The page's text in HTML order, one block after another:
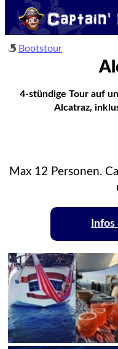
Bootstour
4-stündige Tour auf
Alcatraz,
Max 12 Personen.